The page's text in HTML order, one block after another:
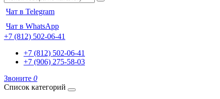
Чат в Telegram
Чат в WhatsApp
+7 (812) 502-06-41
+7 (812) 502-06-41
+7 (906) 275-58-03
Звоните 0
Список категорий